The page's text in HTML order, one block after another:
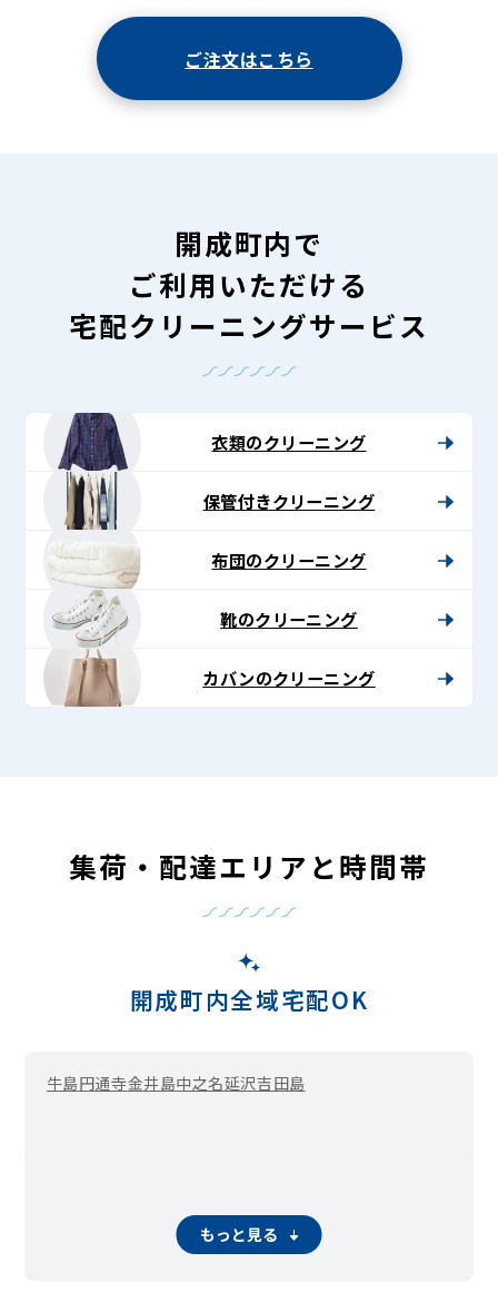
ご注文はこちら
開成町内で
ご利用いただける
宅配クリーニングサービス
衣類のクリーニング
保管付きクリーニング
布団のクリーニング
靴のクリーニング
カバンのクリーニング
集荷・配達エリアと時間帯
開成町内全域宅配OK
牛島円通寺金井島中之名延沢吉田島
もっと見る